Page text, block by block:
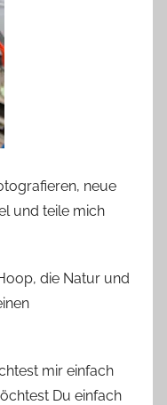
neue
und teile mich
die Natur und
mir einfach
Du einfach